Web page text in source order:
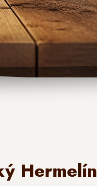
Hermelín